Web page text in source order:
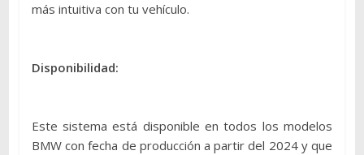
más intuitiva con tu vehículo.
Disponibilidad:
Este sistema está disponible en todos los modelos
BMW con fecha de producción a partir del 2024 y que